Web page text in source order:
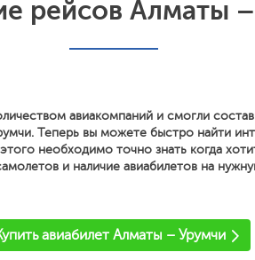
рейсов Алматы
авиакомпаний и смогли
Теперь вы можете быстро найти
необходимо точно знать когда
и наличие авиабилетов на
авиабилет Алматы – Урумчи